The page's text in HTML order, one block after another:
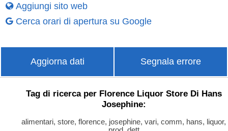
Aggiungi sito web
Cerca orari di apertura su Google
Aggiorna dati Segnala errore
Tag di ricerca per Florence Liquor Store Di Hans
Josephine:
alimentari, store, florence, josephine, vari, comm, hans, liquor,